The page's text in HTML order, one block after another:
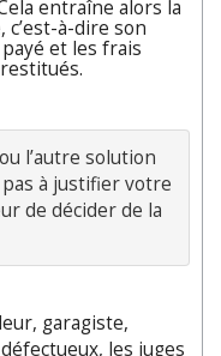
entraîne alors la
à-dire son
et les frais
l’autre solution
à justifier votre
de décider de la
garagiste,
les juges